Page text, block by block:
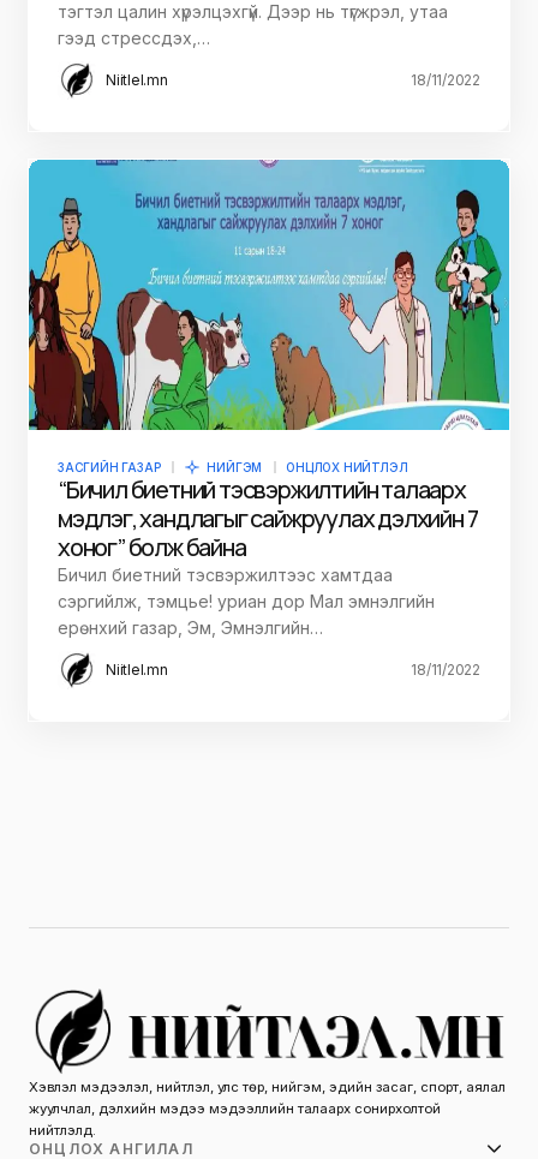
тэгтэл цалин хүрэлцэхгүй. Дээр нь түгжрэл, утаа
гээд стрессдэх,…
Niitlel.mn 18/11/2022
ЗАСГИЙН ГАЗАР НИЙГЭМ ОНЦЛОХ НИЙТЛЭЛ
“Бичил биетний тэсвэржилтийн талаарх
мэдлэг, хандлагыг сайжруулах дэлхийн 7
хоног” болж байна
Бичил биетний тэсвэржилтээс хамтдаа
сэргийлж, тэмцье! уриан дор Мал эмнэлгийн
ерөнхий газар, Эм, Эмнэлгийн…
Niitlel.mn 18/11/2022
Хэвлэл мэдээлэл, нийтлэл, улс төр, нийгэм, эдийн засаг, спорт, аялал
жуулчлал, дэлхийн мэдээ мэдээллийн талаарх сонирхолтой
нийтлэлүүд.
ОНЦЛОХ АНГИЛАЛ